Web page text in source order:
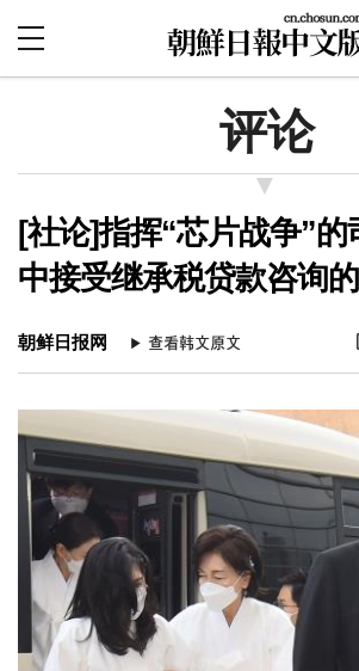
评论
[社论]指挥“芯片战争”
中接受继承税贷款咨询
朝鲜日报网